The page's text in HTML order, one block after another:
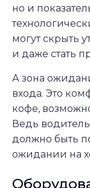
но и
могут скрыть
и даже стать
А зона
входа. Это
кофе,
Ведь
должно быть
ожидании на